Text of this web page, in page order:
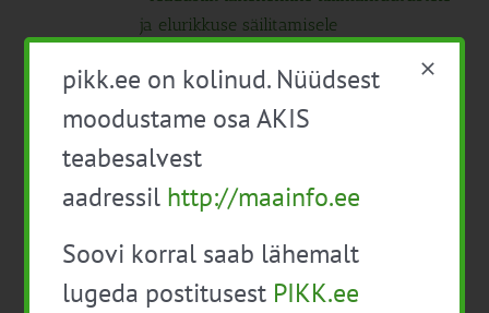
ja elurikkuse säilitamisele
T
19
10:00-16:00
Alustava noore ettevõtja äriplaan,
Jõgeva
21
Mahe õuna, astelpaju, valgesõstra
kasvatamise esitluspäev Tasuta
pikk.ee on kolinud. Nüüdsest
moodustame osa AKIS
teabesalvest
aadressil http://maainfo.ee
Soovi korral saab lähemalt
lugeda postitusest PIKK.ee